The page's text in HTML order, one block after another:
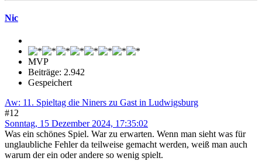
Nic
MVP
Beiträge: 2.942
Gespeichert
Aw: 11. Spieltag die Niners zu Gast in Ludwigsburg
#12
Sonntag, 15 Dezember 2024, 17:35:02
Was ein schönes Spiel. War zu erwarten. Wenn man sieht was für
unglaubliche Fehler da teilweise gemacht werden, weiß man auch
warum der ein oder andere so wenig spielt.